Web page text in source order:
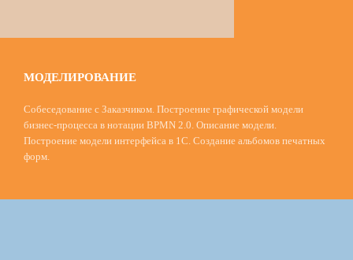
МОДЕЛИРОВАНИЕ
Собеседование с Заказчиком. Построение графической модели
бизнес-процесса в нотации BPMN 2.0. Описание модели.
Построение модели интерфейса в 1С. Создание альбомов печатных
форм.